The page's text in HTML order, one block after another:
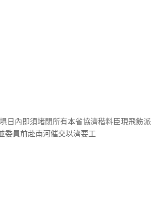
日內即須堵閉所有本省協濟稭料臣現飛飭派
委員前赴南河催交以濟要工